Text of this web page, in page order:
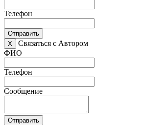
Телефон
Отправить
X
Связаться с Автором
ФИО
Телефон
Сообщение
Отправить